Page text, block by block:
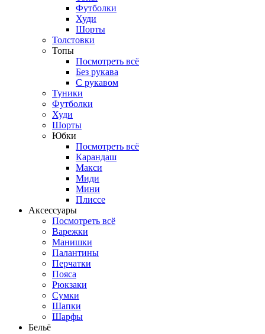
Футболки
Худи
Шорты
Толстовки
Топы
Посмотреть всё
Без рукава
С рукавом
Туники
Футболки
Худи
Шорты
Юбки
Посмотреть всё
Карандаш
Макси
Миди
Мини
Плиссе
Аксессуары
Посмотреть всё
Варежки
Манишки
Палантины
Перчатки
Пояса
Рюкзаки
Сумки
Шапки
Шарфы
Бельё